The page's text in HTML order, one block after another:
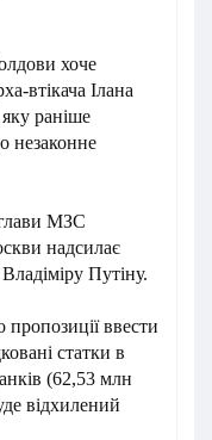
хоче
втікача Ілана
раніше
незаконне
МЗС
надсилає
Путіну.
ввести
статки в
(62,53 млн
відхилений